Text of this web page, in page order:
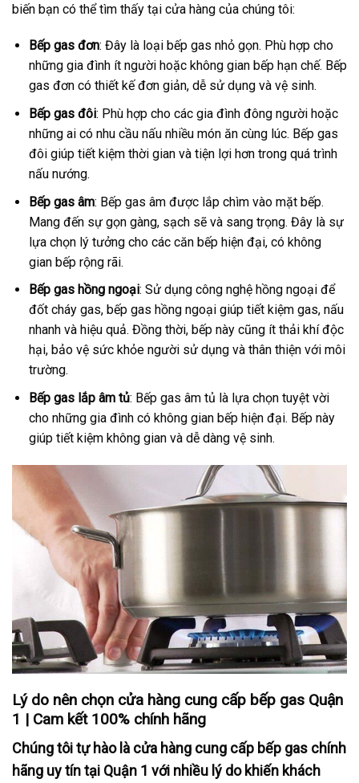
biến bạn có thể tìm thấy tại cửa hàng của chúng tôi:
Bếp gas đơn: Đây là loại bếp gas nhỏ gọn. Phù hợp cho
những gia đình ít người hoặc không gian bếp hạn chế. Bếp
gas đơn có thiết kế đơn giản, dễ sử dụng và vệ sinh.
Bếp gas đôi: Phù hợp cho các gia đình đông người hoặc
những ai có nhu cầu nấu nhiều món ăn cùng lúc. Bếp gas
đôi giúp tiết kiệm thời gian và tiện lợi hơn trong quá trình
nấu nướng.
Bếp gas âm: Bếp gas âm được lắp chìm vào mặt bếp.
Mang đến sự gọn gàng, sạch sẽ và sang trọng. Đây là sự
lựa chọn lý tưởng cho các căn bếp hiện đại, có không
gian bếp rộng rãi.
Bếp gas hồng ngoại: Sử dụng công nghệ hồng ngoại để
đốt cháy gas, bếp gas hồng ngoại giúp tiết kiệm gas, nấu
nhanh và hiệu quả. Đồng thời, bếp này cũng ít thải khí độc
hại, bảo vệ sức khỏe người sử dụng và thân thiện với môi
trường.
Bếp gas lắp âm tủ: Bếp gas âm tủ là lựa chọn tuyệt vời
cho những gia đình có không gian bếp hiện đại. Bếp này
giúp tiết kiệm không gian và dễ dàng vệ sinh.
Lý do nên chọn cửa hàng cung cấp bếp gas Quận
1 | Cam kết 100% chính hãng
Chúng tôi tự hào là cửa hàng cung cấp bếp gas chính
hãng uy tín tại Quận 1 với nhiều lý do khiến khách